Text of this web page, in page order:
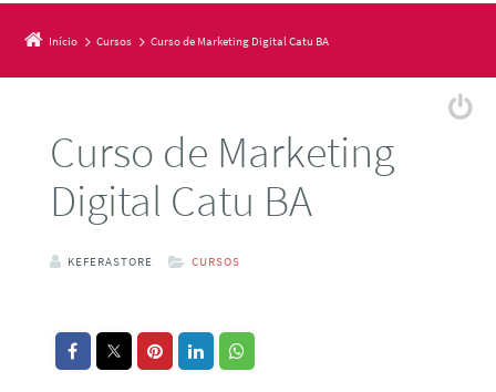
Início Cursos Curso de Marketing Digital Catu BA
Curso de Marketing
Digital Catu BA
KEFERASTORE CURSOS